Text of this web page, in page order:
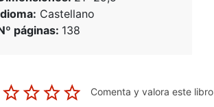
Castellano
páginas: 138
Comenta y valora este libro